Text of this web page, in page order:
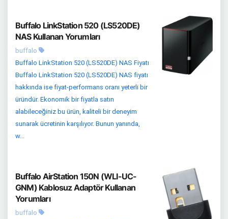
Buffalo LinkStation 520 (LS520DE)
NAS Kullanan Yorumları
buffalo
Buffalo LinkStation 520 (LS520DE) NAS Fiyatı
Buffalo LinkStation 520 (LS520DE) NAS fiyatı
hakkında ise fiyat-performans oranı yeterli bir
üründür. Ekonomik bir fiyatla satın
alabileceğiniz bu ürün, kaliteli bir deneyim
sunarak ücretinin karşılıyor. Bunun yanında,
w...
Buffalo AirStation 150N (WLI-UC-
GNM) Kablosuz Adaptör Kullanan
Yorumları
buffalo